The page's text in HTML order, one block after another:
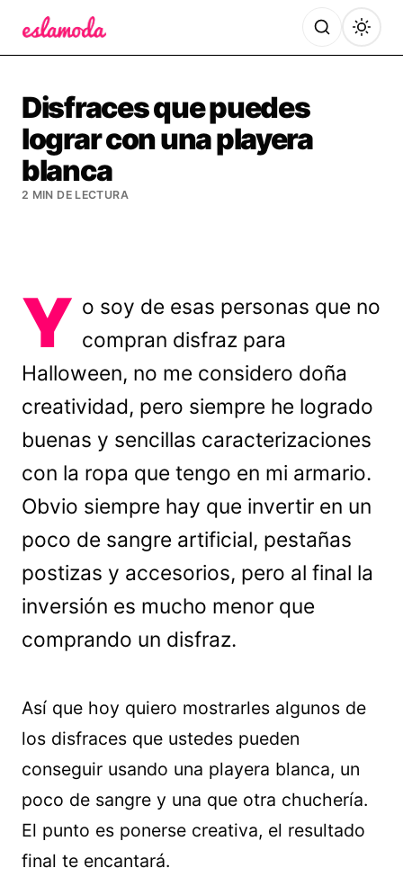
Disfraces que puedes
lograr con una playera
blanca
2 MIN DE LECTURA
Y o soy de esas personas que no
compran disfraz para
Halloween, no me considero doña
creatividad, pero siempre he logrado
buenas y sencillas caracterizaciones
con la ropa que tengo en mi armario.
Obvio siempre hay que invertir en un
poco de sangre artificial, pestañas
postizas y accesorios, pero al final la
inversión es mucho menor que
comprando un disfraz.
Así que hoy quiero mostrarles algunos de
los disfraces que ustedes pueden
conseguir usando una playera blanca, un
poco de sangre y una que otra chuchería.
El punto es ponerse creativa, el resultado
final te encantará.